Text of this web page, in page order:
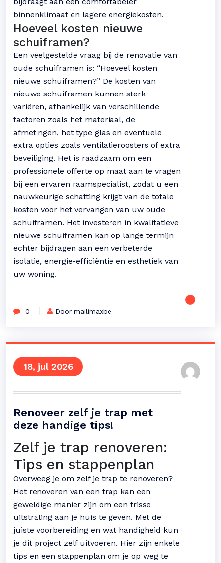
binnenklimaat en lagere energiekosten.
Hoeveel kosten nieuwe
schuiframen?
Een veelgestelde vraag bij de renovatie van
oude schuiframen is: “Hoeveel kosten
nieuwe schuiframen?” De kosten van
nieuwe schuiframen kunnen sterk
variëren, afhankelijk van verschillende
factoren zoals het materiaal, de
afmetingen, het type glas en eventuele
extra opties zoals ventilatieroosters of extra
beveiliging. Het is raadzaam om een
professionele offerte op maat aan te vragen
bij een ervaren raamspecialist, zodat u een
nauwkeurige schatting krijgt van de totale
kosten voor het vervangen van uw oude
schuiframen. Het investeren in kwalitatieve
nieuwe schuiframen kan op lange termijn
echter bijdragen aan een verbeterde
isolatie, energie-efficiëntie en esthetiek van
uw woning.
0 Door mailimaxbe
18, jul 2026
Renoveer zelf je trap met
deze handige tips!
Zelf je trap renoveren:
Tips en stappenplan
Overweeg je om zelf je trap te renoveren?
Het renoveren van een trap kan een
geweldige manier zijn om een frisse
uitstraling aan je huis te geven. Met de
juiste voorbereiding en wat handigheid kun
je dit project zelf uitvoeren. Hier zijn enkele
tips en een stappenplan om je op weg te